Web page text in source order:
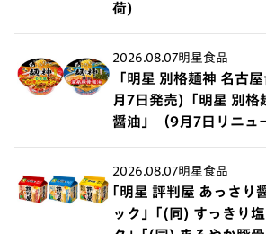
荷)
2026.08.07明星食品
「明星 別格麺神 名古
月7日発売)「明星 別格
醤油」（9月7日リニュ
2026.08.07明星食品
｢明星 評判屋 あっさり
ック」｢(同) すっきり